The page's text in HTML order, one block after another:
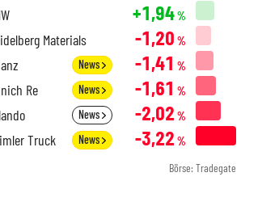
+1,94%
Materials -1,20 %
News -1,41 %
Re News -1,61 %
News -2,02 %
Truck News -3,22 %
Börse: Tradegate